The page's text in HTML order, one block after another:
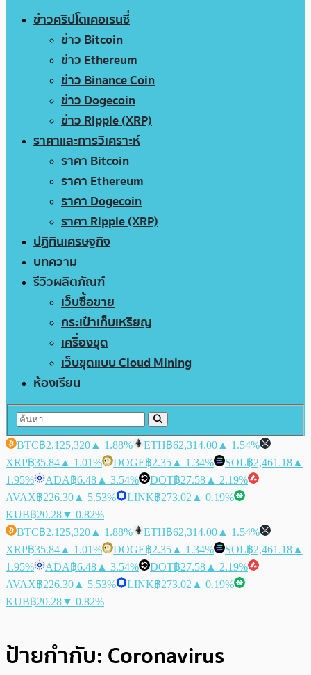
ข่าวคริปโตเคอเรนซี่
ข่าว Bitcoin
ข่าว Ethereum
ข่าว Binance Coin
ข่าว Dogecoin
ข่าว Ripple (XRP)
ราคาและการวิเคราะห์
ราคา Bitcoin
ราคา Ethereum
ราคา Dogecoin
ราคา Ripple (XRP)
ปฏิทินเศรษฐกิจ
บทความ
รีวิวผลิตภัณฑ์
เว็บซื้อขาย
กระเป๋าเก็บเหรียญ
เครื่องขุด
เว็บขุดแบบ Cloud Mining
ห้องเรียน
BTC฿2,125,320 ▲ 1.88% ETH฿62,314.00 ▲ 1.54%
XRP฿35.84 ▲ 1.01% DOGE฿2.35 ▲ 1.34% SOL฿2,461.18 ▲
1.95%
ADA฿6.48 ▲ 3.54% DOT฿27.58 ▲ 2.19%
AVAX฿226.30 ▲ 5.53% LINK฿273.02 ▲ 0.19%
KUB฿20.28▼ 0.82%
BTC฿2,125,320 ▲ 1.88% ETH฿62,314.00 ▲ 1.54%
XRP฿35.84 ▲ 1.01% DOGE฿2.35 ▲ 1.34% SOL฿2,461.18 ▲
1.95%
ADA฿6.48 ▲ 3.54% DOT฿27.58 ▲ 2.19%
AVAX฿226.30 ▲ 5.53% LINK฿273.02 ▲ 0.19%
KUB฿20.28▼ 0.82%
ป้ายกำกับ: Coronavirus